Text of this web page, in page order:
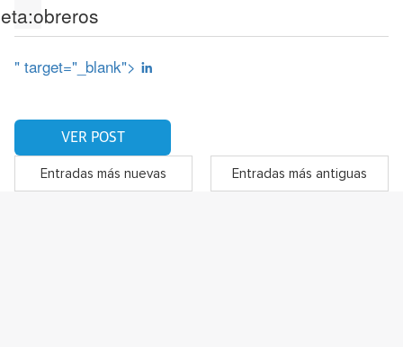
obreros
" target="_blank">
VER POST
Entradas más nuevas Entradas más antiguas